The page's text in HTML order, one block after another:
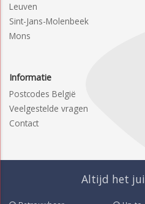
Leuven
Sint-Jans-Molenbeek
Mons
Informatie
Postcodes België
Veelgestelde vragen
Contact
Altijd het